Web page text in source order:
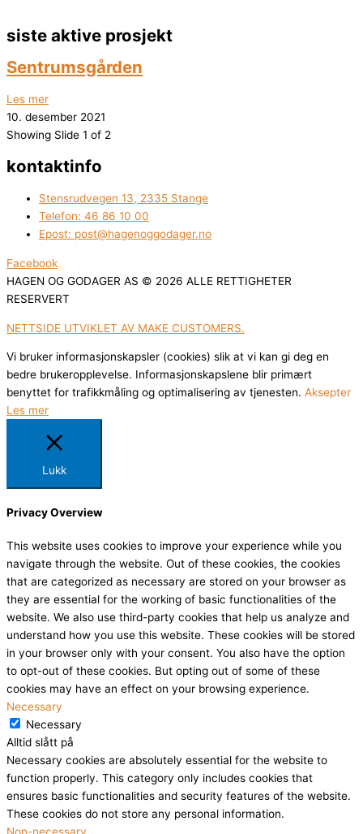
siste aktive prosjekt
Sentrumsgården
Les mer
10. desember 2021
Showing Slide 1 of 2
kontaktinfo
Stensrudvegen 13, 2335 Stange
Telefon: 46 86 10 00
Epost: post@hagenoggodager.no
Facebook
HAGEN OG GODAGER AS © 2026 ALLE RETTIGHETER
RESERVERT
NETTSIDE UTVIKLET AV MAKE CUSTOMERS.
Vi bruker informasjonskapsler (cookies) slik at vi kan gi deg en
bedre brukeropplevelse. Informasjonskapslene blir primært
benyttet for trafikkmåling og optimalisering av tjenesten. Aksepter
Les mer
Lukk
Privacy Overview
This website uses cookies to improve your experience while you
navigate through the website. Out of these cookies, the cookies
that are categorized as necessary are stored on your browser as
they are essential for the working of basic functionalities of the
website. We also use third-party cookies that help us analyze and
understand how you use this website. These cookies will be stored
in your browser only with your consent. You also have the option
to opt-out of these cookies. But opting out of some of these
cookies may have an effect on your browsing experience.
Necessary
Necessary
Alltid slått på
Necessary cookies are absolutely essential for the website to
function properly. This category only includes cookies that
ensures basic functionalities and security features of the website.
These cookies do not store any personal information.
Non-necessary